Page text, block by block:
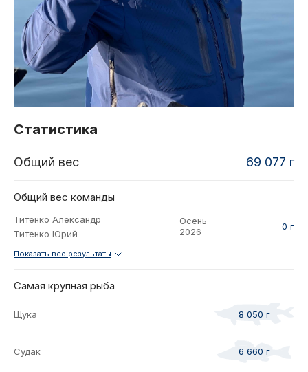
Фото и видео
iOS приложение
Логотипы турнира
Контакты
Статистика
Общий вес 69 077 г
Общий вес команды
Титенко Александр
Титенко Юрий
Осень
2026
0 г
Показать все результаты
Самая крупная рыба
Щука 8 050 г
Судак 6 660 г